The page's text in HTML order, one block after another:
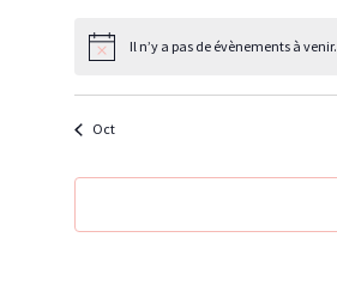
Il n’y a pas de évènements à venir.
Oct